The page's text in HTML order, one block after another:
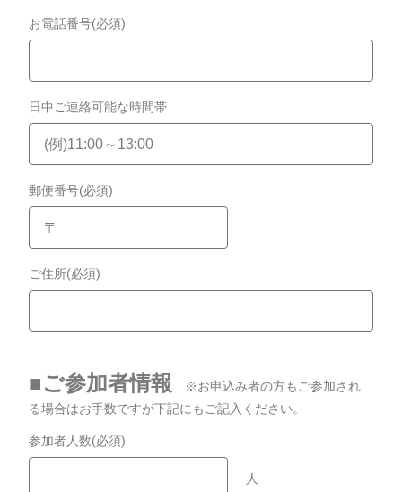
お電話番号(必須)
日中ご連絡可能な時間帯
郵便番号(必須)
ご住所(必須)
■ご参加者情報
※お申込み者の方もご参加され
る場合はお手数ですが下記にもご記入ください。
参加者人数(必須)
人